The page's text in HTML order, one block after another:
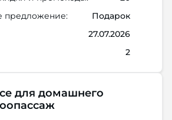
предложение:
Подарок
27.07.2026
2
для домашнего